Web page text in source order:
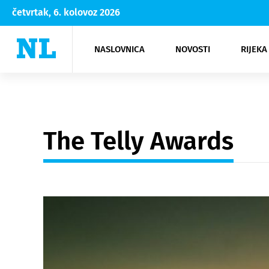
četvrtak, 6. kolovoz 2026
NASLOVNICA NOVOSTI
Rijeka Opatija
NK
Moda
Kultura
The Telly Awards